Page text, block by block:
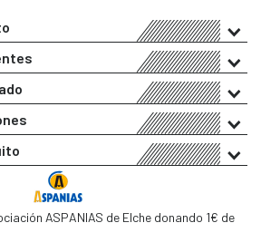
ASPANIAS de Elche donando 1€ de